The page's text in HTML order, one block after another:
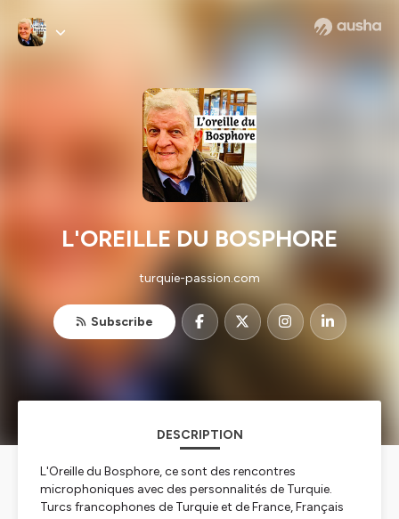
L'OREILLE DU BOSPHORE
turquie-passion.com
Subscribe
DESCRIPTION
L'Oreille du Bosphore, ce sont des rencontres
microphoniques avec des personnalités de Turquie.
Turcs francophones de Turquie et de France, Français